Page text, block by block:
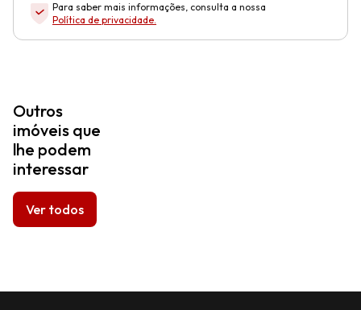
Para saber mais informações, consulta a nossa
Política de privacidade.
Outros
imóveis que
lhe podem
interessar
Ver todos